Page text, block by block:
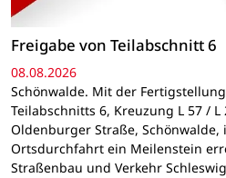
Freigabe von Teilabschnitt 6
08.08.2026
Schönwalde. Mit der
Teilabschnitts 6, Kreuzung L 57 /
Oldenburger Straße,
Ortsdurchfahrt ein Meilenstein
Straßenbau und Verkehr